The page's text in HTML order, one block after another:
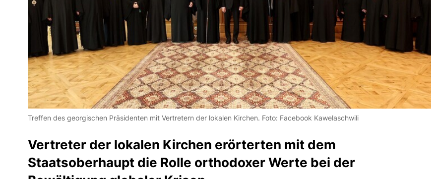
Treffen des georgischen Präsidenten mit Vertretern der lokalen Kirchen. Foto: Facebook Kawelaschwili
Vertreter der lokalen Kirchen erörterten mit dem
Staatsoberhaupt die Rolle orthodoxer Werte bei der